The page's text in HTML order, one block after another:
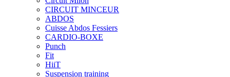
CIRCUIT MINCEUR
ABDOS
Cuisse Abdos Fessiers
CARDIO-BOXE
Punch
Fit
HiiT
Suspension training